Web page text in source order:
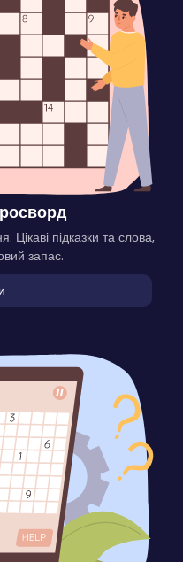
Цікаві підказки та слова,
запас.